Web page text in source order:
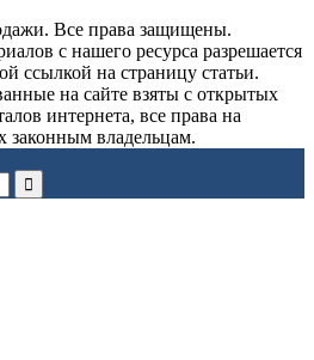
Все права защищены.
с нашего ресурса разрешается
ссылкой на страницу статьи.
на сайте взяты с открытых
интернета, все права на
законным владельцам.